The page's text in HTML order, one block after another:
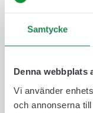
Samtycke
Denna webbplats
Vi använder
och annonserna
annan
Den större
lätt att läsa
du inspiration
olika sätt att